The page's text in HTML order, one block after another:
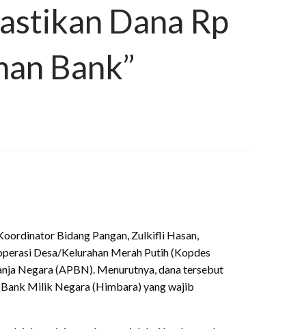
Dana Rp
Bank”
Bidang Pangan, Zulkifli Hasan,
Desa/Kelurahan Merah Putih (Kopdes
Negara (APBN). Menurutnya, dana tersebut
Milik Negara (Himbara) yang wajib